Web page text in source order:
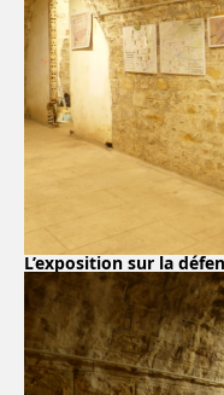
L’exposition sur la